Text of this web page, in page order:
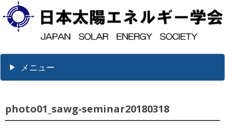
メニュー
photo01_sawg-seminar20180318